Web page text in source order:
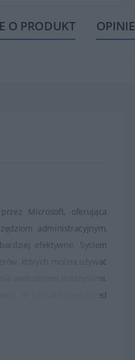
O PRODUKT OPINIE
Microsoft, oferująca
administracyjnym,
efektywne. System
których można używać
wirtualnymi maszynami.
w tym ochronę przed
stosowany zarówno w
która pozwoli na